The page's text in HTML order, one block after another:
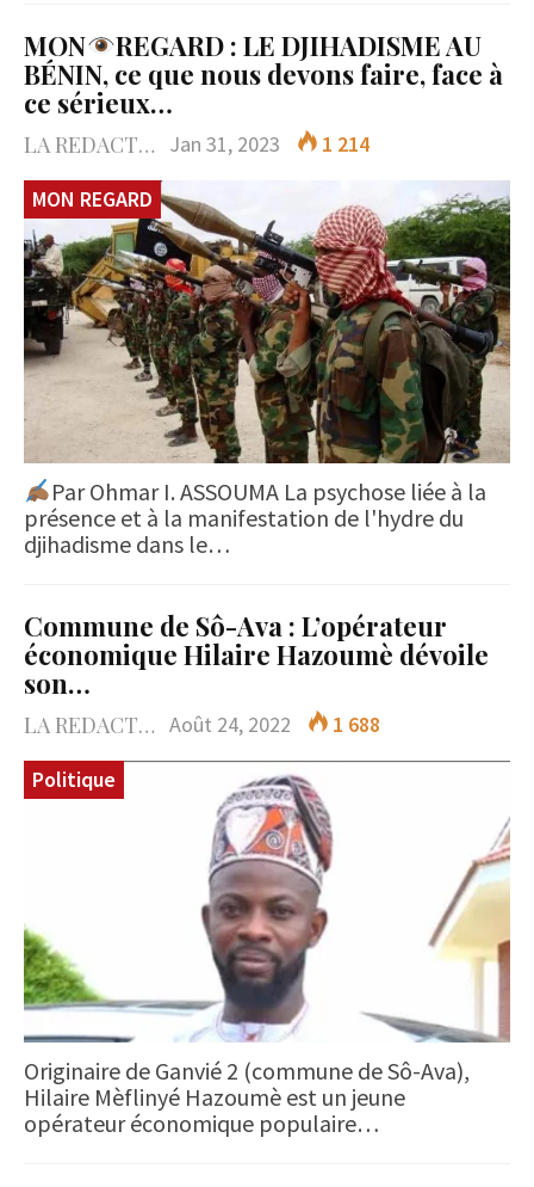
MON
REGARD : LE DJIHADISME AU
BÉNIN, ce que nous devons faire, face à
ce sérieux…
LA REDACTION Jan 31, 2023
1 214
MON REGARD
Par Ohmar I. ASSOUMA La psychose liée à la
présence et à la manifestation de l'hydre du
djihadisme dans le…
Commune de Sô-Ava : L’opérateur
économique Hilaire Hazoumè dévoile
son…
LA REDACTION Août 24, 2022
1 688
Politique
Originaire de Ganvié 2 (commune de Sô-Ava),
Hilaire Mèflinyé Hazoumè est un jeune
opérateur économique populaire…